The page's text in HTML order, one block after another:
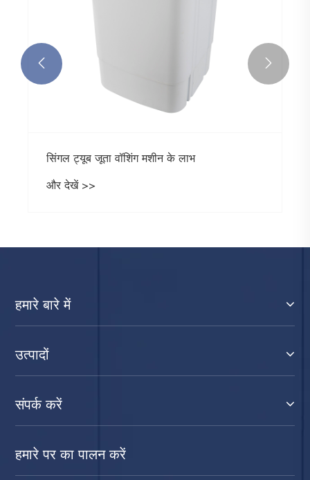
सिंगल ट्यूब जूता वॉशिंग मशीन के लाभ
और देखें >>
 
हमारे बारे में
उत्पादों
संपर्क करें
हमारे पर का पालन करें